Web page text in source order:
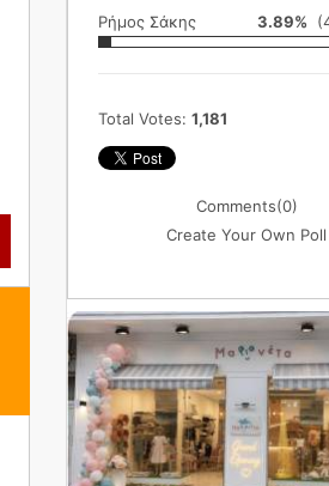
Ρήμος Σάκης 3.89%
Total Votes: 1,181
Comments(0)
Create Your Own Poll